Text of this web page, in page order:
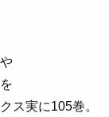
ス実に105巻。